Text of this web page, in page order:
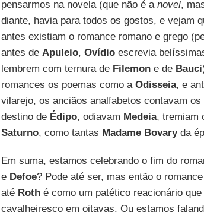
pensarmos na novela (que não é a novel,
diante, havia para todos os gostos, e vejam
antes existiam o romance romano e grego
antes de Apuleio, Ovídioescrevia
lembrem com ternura de Filemone de Bauci
romances os poemas como a Odisseia, e
vilarejo, os anciãos analfabetos contavam
destino de Édipo, odiavam Medeia, tremiam
Saturno, como tantas Madame Bovaryda
Em suma, estamos celebrando o fim do
e Defoe? Pode até ser, mas então o
até Rothé como um patético reacionário
cavalheiresco em oitavas. Ou estamos